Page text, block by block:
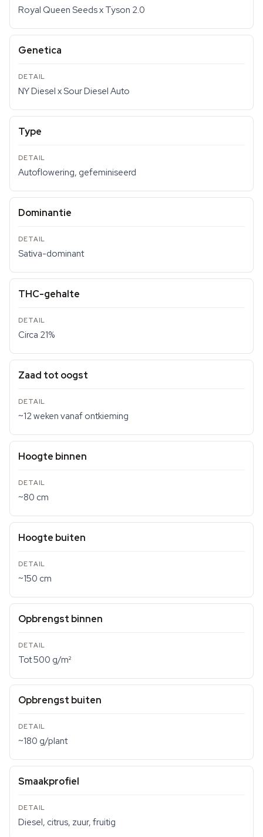
Royal Queen Seeds x Tyson 2.0
Genetica
NY Diesel x Sour Diesel Auto
Type
Autoflowering, gefeminiseerd
Dominantie
Sativa-dominant
THC-gehalte
Circa 21%
Zaad tot oogst
~12 weken vanaf ontkieming
Hoogte binnen
~80 cm
Hoogte buiten
~150 cm
Opbrengst binnen
Tot 500 g/m²
Opbrengst buiten
~180 g/plant
Smaakprofiel
Diesel, citrus, zuur, fruitig